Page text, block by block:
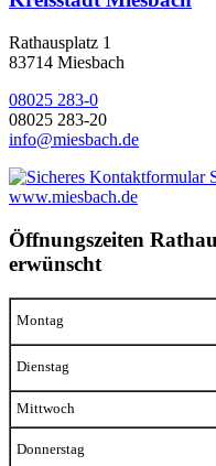
Rathausplatz 1
83714 Miesbach
08025 283-0
08025 283-20
info@miesbach.de
www.miesbach.de
Öffnungszeiten
erwünscht
Montag
Dienstag
Mittwoch
Donnerstag